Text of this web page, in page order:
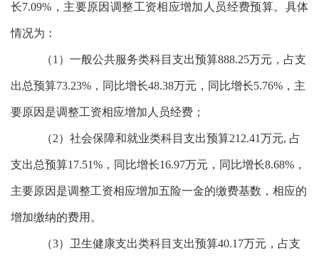
长7.09%，主要原因调整工资相应增加人员经费预算。具体
情况为：
（1）一般公共服务类科目支出预算888.25万元，占支
出总预算73.23%，同比增长48.38万元，同比增长5.76%，主
要原因是调整工资相应增加人员经费；
（2） 社会保障和就业类科目支出预算212.41万元, 占
支出总预算17.51%， 同比增长16.97万元，同比增长8.68%，
主要原因是调整工资相应增加五险一金的缴费基数，相应的
增加缴纳的费用 。
（3） 卫生健康支出类科目支出预算40.17万元，占支